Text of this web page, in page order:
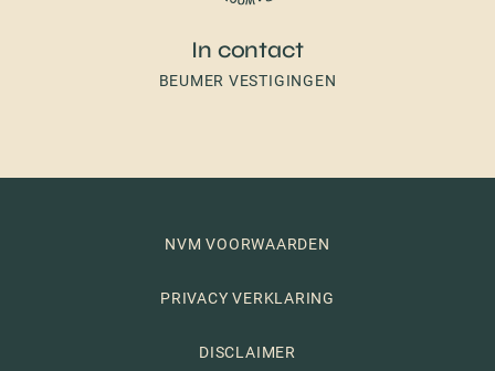
In contact
BEUMER VESTIGINGEN
NVM VOORWAARDEN
PRIVACY VERKLARING
DISCLAIMER